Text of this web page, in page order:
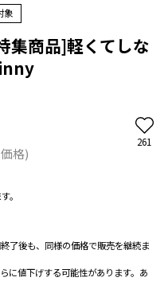
象
集商品]軽くてしな
格)
261
。
了後も、同様の価格で販売を継続ま
に値下げする可能性があります。あ